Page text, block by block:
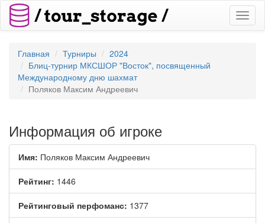
Главная Турниры
2024
Блиц-турнир МКСШОР "Восток", посвященный
Международному дню шахмат
Поляков Максим Андреевич
Информация об игроке
Имя: Поляков Максим Андреевич
Рейтинг: 1446
Рейтинговый перфоманс: 1377